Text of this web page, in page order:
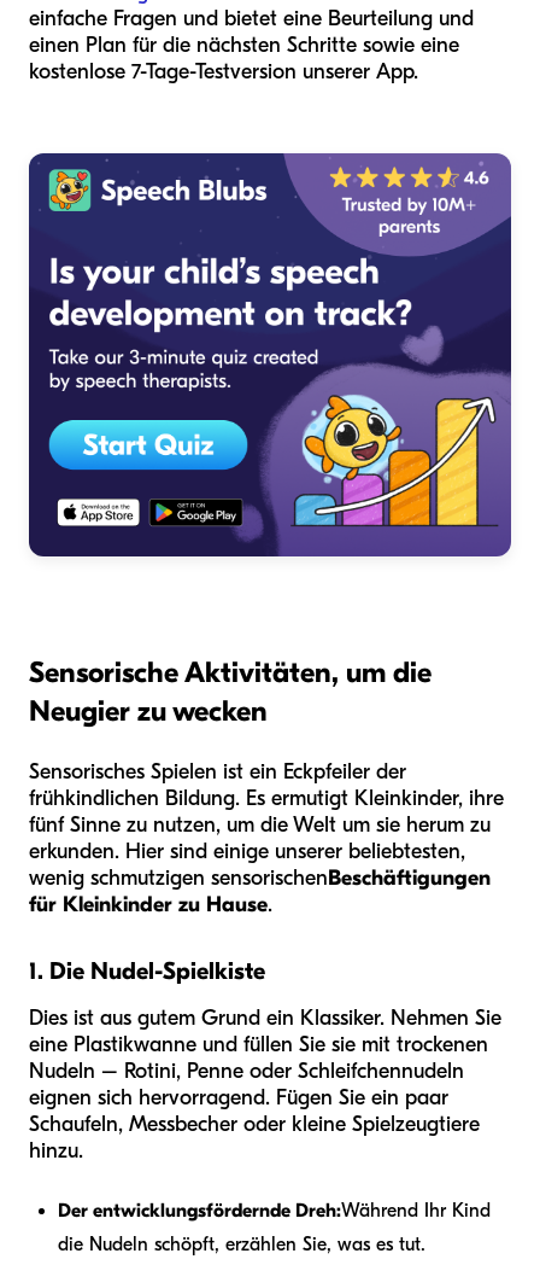
einfache Fragen und bietet eine Beurteilung und
einen Plan für die nächsten Schritte sowie eine
kostenlose 7-Tage-Testversion unserer App.
Sensorische Aktivitäten, um die
Neugier zu wecken
Sensorisches Spielen ist ein Eckpfeiler der
frühkindlichen Bildung. Es ermutigt Kleinkinder, ihre
fünf Sinne zu nutzen, um die Welt um sie herum zu
erkunden. Hier sind einige unserer beliebtesten,
wenig schmutzigen sensorischenBeschäftigungen
für Kleinkinder zu Hause.
1. Die Nudel-Spielkiste
Dies ist aus gutem Grund ein Klassiker. Nehmen Sie
eine Plastikwanne und füllen Sie sie mit trockenen
Nudeln – Rotini, Penne oder Schleifchennudeln
eignen sich hervorragend. Fügen Sie ein paar
Schaufeln, Messbecher oder kleine Spielzeugtiere
hinzu.
Der entwicklungsfördernde Dreh:Während Ihr Kind
die Nudeln schöpft, erzählen Sie, was es tut.